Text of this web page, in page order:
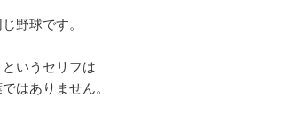
野球です。
というセリフは
はありません。